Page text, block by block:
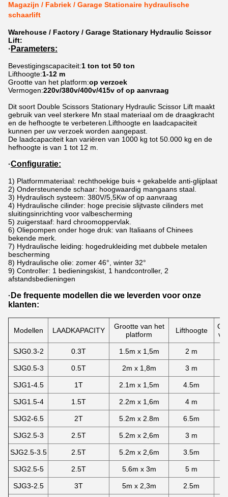
Magazijn / Fabriek / Garage Stationaire hydraulische
schaarlift
Warehouse / Factory / Garage Stationary Hydraulic Scissor
Lift:
· Parameters:
Bevestigingscapaciteit:1 ton tot 50 ton
Lifthoogte:1-12 m
Grootte van het platform:op verzoek
Vermogen:220v/380v/400v/415v of op aanvraag
Dit soort Double Scissors Stationary Hydraulic Scissor Lift maakt
gebruik van veel sterkere Mn staal materiaal om de draagkracht
en de hefhoogte te verbeteren.Lifthoogte en laadcapaciteit
kunnen per uw verzoek worden aangepast.
De laadcapaciteit kan variëren van 1000 kg tot 50.000 kg en de
hefhoogte is van 1 tot 12 m.
·Configuratie:
1) Platformmateriaal: rechthoekige buis + gekabelde anti-glijplaat
2) Ondersteunende schaar: hoogwaardig mangaans staal.
3) Hydraulisch systeem: 380V/5,5Kw of op aanvraag
4) Hydraulische cilinder: hoge precisie slijtvaste cilinders met
sluitingsinrichting voor valbescherming
5) zuigerstaaf: hard chroomoppervlak.
6) Oliepompen onder hoge druk: van Italiaans of Chinees
bekende merk.
7) Hydraulische leiding: hogedrukleiding met dubbele metalen
bescherming
8) Hydraulische olie: zomer 46°, winter 32°
9) Controller: 1 bedieningskist, 1 handcontroller, 2
afstandsbedieningen
· De frequente modellen die we leverden voor onze
klanten:
Modellen LAADKAPACITY
Grootte van het
platform
Lifthoogte
SJG0.3-2 0.3T 1.5m x 1,5m 2 m
SJG0.5-3 0.5T 2m x 1,8m 3 m
SJG1-4.5 1T 2.1m x 1,5m 4.5m
SJG1.5-4 1.5T 2.2m x 1,6m 4 m
SJG2-6.5 2T 5.2m x 2.8m 6.5m
SJG2.5-3 2.5T 5.2m x 2,6m 3 m
SJG2.5-3.5 2.5T 5.2m x 2,6m 3.5m
SJG2.5-5 2.5T 5.6m x 3m 5 m
SJG3-2.5 3T 5m x 2,3m 2.5m